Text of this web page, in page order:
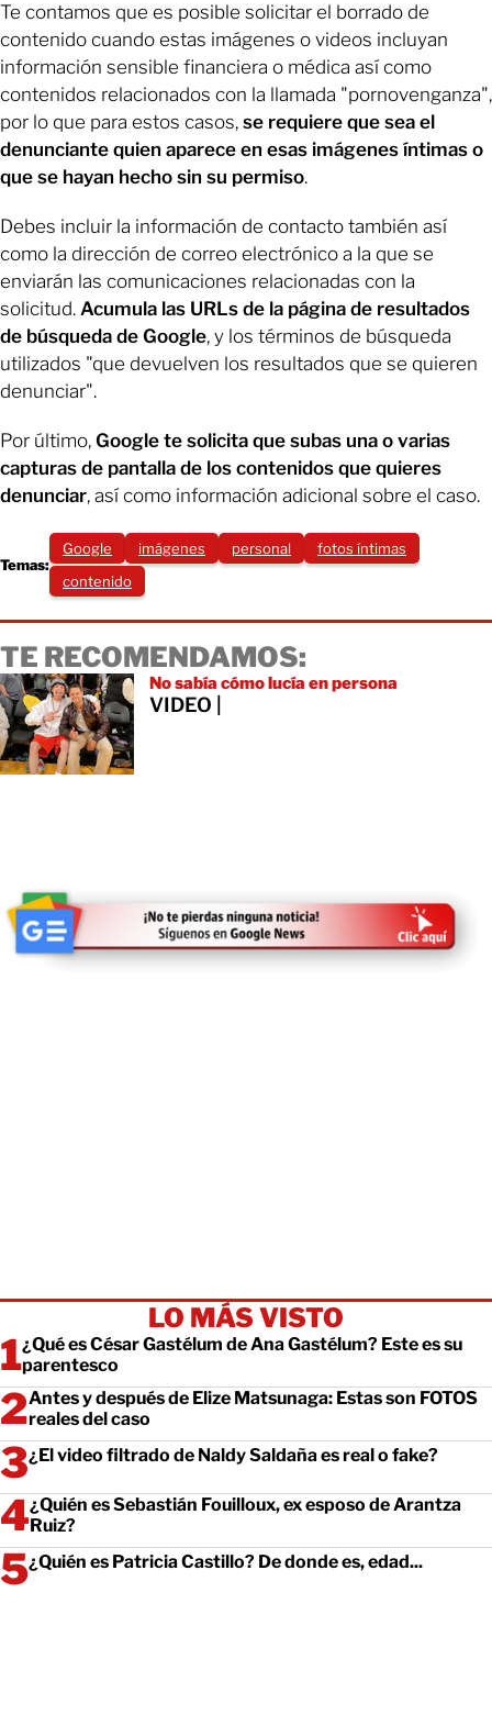
Te contamos que es posible solicitar el borrado de
contenido cuando estas imágenes o videos incluyan
información sensible financiera o médica así como
contenidos relacionados con la llamada "pornovenganza",
por lo que para estos casos, se requiere que sea el
denunciante quien aparece en esas imágenes íntimas o
que se hayan hecho sin su permiso.
Debes incluir la información de contacto también así
como la dirección de correo electrónico a la que se
enviarán las comunicaciones relacionadas con la
solicitud. Acumula las URLs de la página de resultados
de búsqueda de Google, y los términos de búsqueda
utilizados "que devuelven los resultados que se quieren
denunciar".
Por último, Google te solicita que subas una o varias
capturas de pantalla de los contenidos que quieres
denunciar, así como información adicional sobre el caso.
Temas:
Google imágenes personal
fotos íntimas
contenido
TE RECOMENDAMOS:
No sabía cómo lucía en persona
VIDEO |
LO MÁS VISTO
¿Qué es César Gastélum de Ana Gastélum? Este es su
parentesco
Antes y después de Elize Matsunaga: Estas son FOTOS
reales del caso
¿El video filtrado de Naldy Saldaña es real o fake?
¿Quién es Sebastián Fouilloux, ex esposo de Arantza
Ruiz?
¿Quién es Patricia Castillo? De donde es, edad...